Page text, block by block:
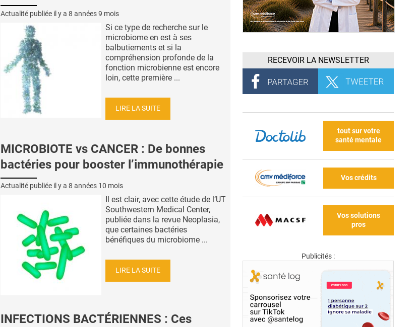
Actualité publiée il y a 8 années 9 mois
Si ce type de recherche sur le
microbiome en est à ses
balbutiements et si la
compréhension profonde de la
fonction microbienne est encore
loin, cette première ...
LIRE LA SUITE
MICROBIOTE vs CANCER : De bonnes
bactéries pour booster l’immunothérapie
Actualité publiée il y a 8 années 10 mois
Il est clair, avec cette étude de l’UT
Southwestern Medical Center,
publiée dans la revue Neoplasia,
que certaines bactéries
bénéfiques du microbiome ...
LIRE LA SUITE
INFECTIONS BACTÉRIENNES : Ces
RECEVOIR LA NEWSLETTER
tout sur votre
santé mentale
Vos crédits
Vos solutions
pros
Publicités :